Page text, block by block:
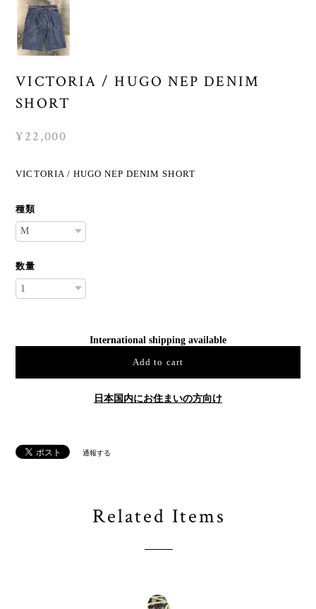
VICTORIA / HUGO NEP DENIM
SHORT
¥22,000
VICTORIA / HUGO NEP DENIM SHORT
種類
数量
International shipping available
Add to cart
日本国内にお住まいの方向け
通報する
Related Items